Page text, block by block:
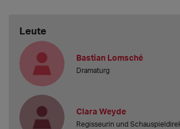
Leute
Bastian Lomsché
Dramaturg
Clara Weyde
Regisseurin und